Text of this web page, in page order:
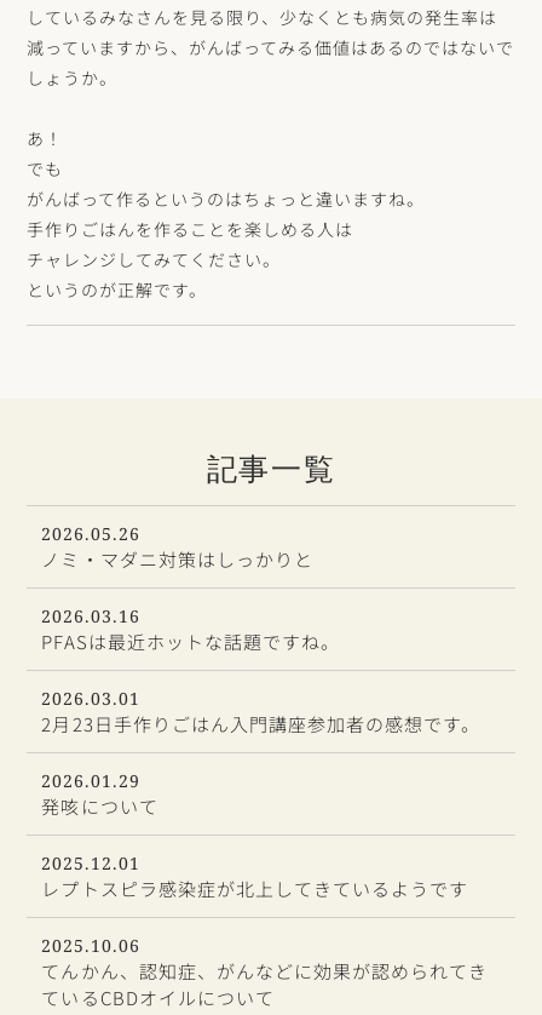
しているみなさんを見る限り、少なくとも病気の発生率は
減っていますから、がんばってみる価値はあるのではないで
しょうか。
あ！
でも
がんばって作るというのはちょっと違いますね。
手作りごはんを作ることを楽しめる人は
チャレンジしてみてください。
というのが正解です。
記事一覧
2026.05.26
ノミ・マダニ対策はしっかりと
2026.03.16
PFASは最近ホットな話題ですね。
2026.03.01
2月23日手作りごはん入門講座参加者の感想です。
2026.01.29
発咳について
2025.12.01
レプトスピラ感染症が北上してきているようです
2025.10.06
てんかん、認知症、がんなどに効果が認められてき
ているCBDオイルについて